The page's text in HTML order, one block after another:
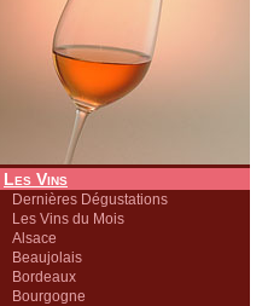
Les Vins
Dernières Dégustations
Les Vins du Mois
Alsace
Beaujolais
Bordeaux
Bourgogne